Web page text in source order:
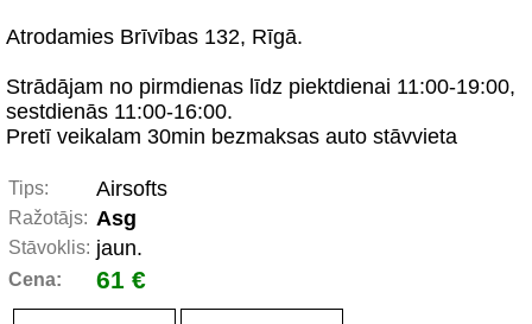
Atrodamies Brīvības 132, Rīgā.
Strādājam no pirmdienas līdz piektdienai 11:00-19:00,
sestdienās 11:00-16:00.
Pretī veikalam 30min bezmaksas auto stāvvieta
Tips: Airsofts
Ražotājs: Asg
Stāvoklis: jaun.
Cena: 61 €